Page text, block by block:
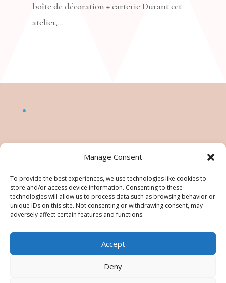
Manage Consent
To provide the best experiences, we use technologies like cookies to
store and/or access device information. Consenting to these
technologies will allow us to process data such as browsing behavior or
unique IDs on this site. Not consenting or withdrawing consent, may
adversely affect certain features and functions.
Accept
Deny
boîte de décoration + carterie Durant cet
atelier,...
©Nésiris. Katia Picollier est Démonstratrice
indépendante pour Stampin' Up!®. Katia est
responsable du contenu de ce site, pour toute